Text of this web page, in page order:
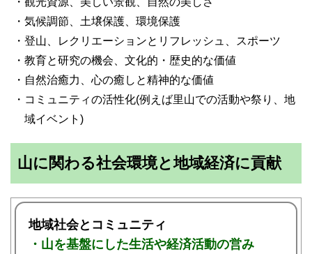
・気候調節、土壌保護、環境保護
・登山、レクリエーションとリフレッシュ、スポーツ
・教育と研究の機会、文化的・歴史的な価値
・自然治癒力、心の癒しと精神的な価値
・コミュニティの活性化(例えば里山での活動や祭り、地
域イベント)
山に関わる社会環境と地域経済に貢献
地域社会とコミュニティ
・山を基盤にした生活や経済活動の営み